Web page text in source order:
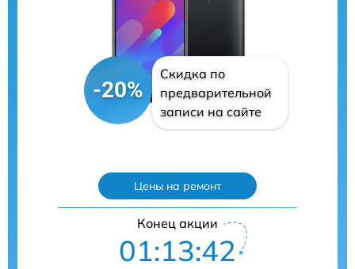
-20%
Скидка по
предварительной
записи на сайте
Цены на ремонт
Конец акции
01:13:41